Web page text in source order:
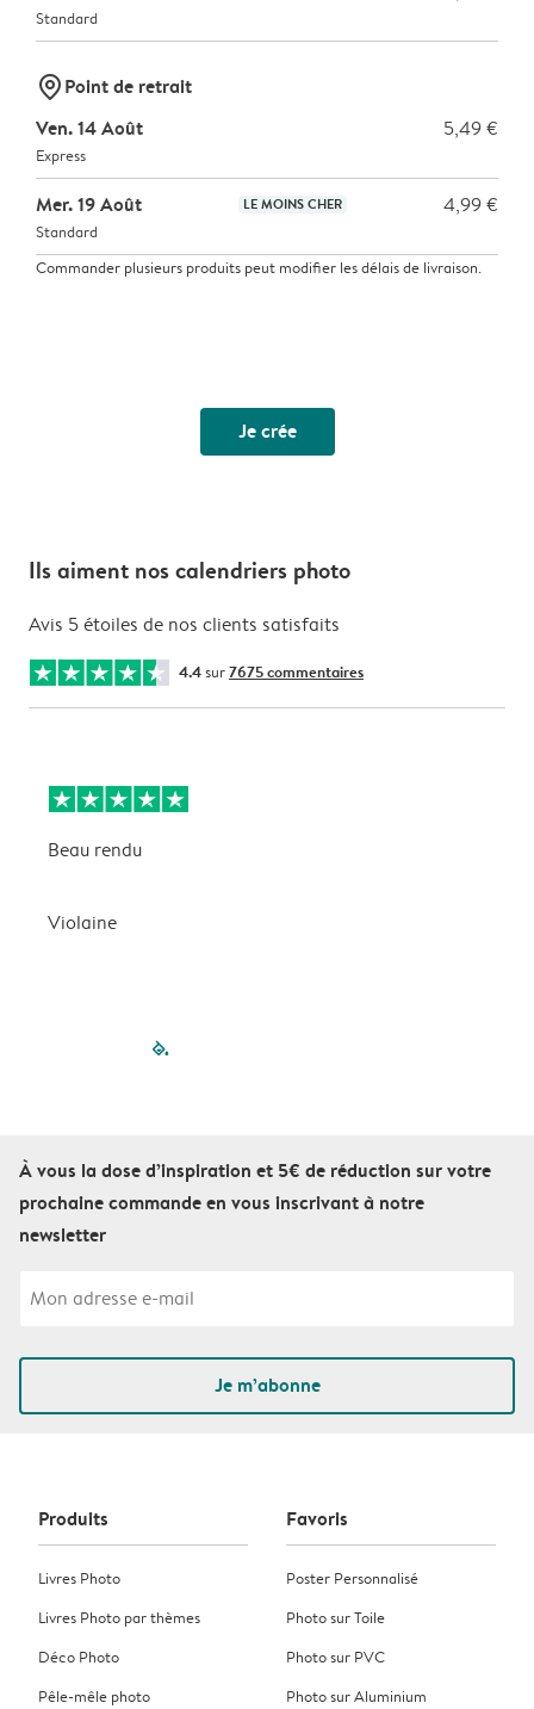
Standard
marker-pinPoint de retrait
Ven. 14 Août
5,49 €
Express
Mer. 19 Août LE MOINS CHER 4,99 €
Standard
Commander plusieurs produits peut modifier les délais de livraison.
Je crée
Ils aiment nos calendriers photo
Avis 5 étoiles de nos clients satisfaits
4.4sur7675 commentaires
Beau rendu
Violaine
filled-pagination
À vous la dose d’inspiration et 5€ de réduction sur votre
prochaine commande en vous inscrivant à notre
newsletter
Je m’abonne
Produits
Livres Photo
Livres Photo par thèmes
Déco Photo
Pêle-mêle photo
Favoris
Poster Personnalisé
Photo sur Toile
Photo sur PVC
Photo sur Aluminium